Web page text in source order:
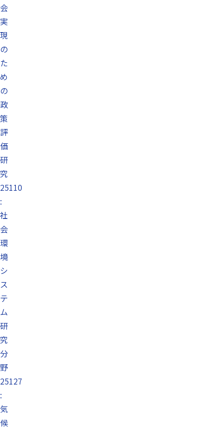
会
実
現
の
た
め
の
政
策
評
価
研
究
25110
:
社
会
環
境
シ
ス
テ
ム
研
究
分
野
25127
:
気
候